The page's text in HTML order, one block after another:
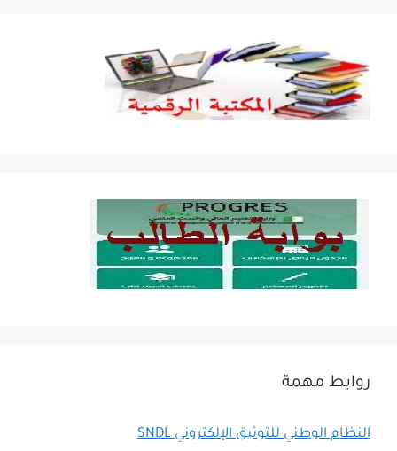
روابط مهمة
النظام الوطني للتوثيق الإلكتروني SNDL